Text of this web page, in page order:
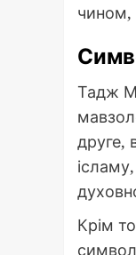
чином,
Тадж
друге,
Крім